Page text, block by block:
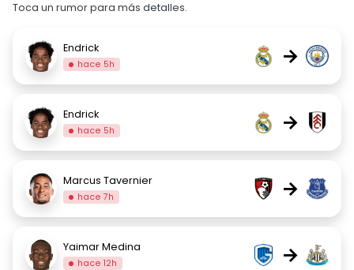
Toca un rumor para más detalles.
Endrick
hace 5h →
Endrick
hace 5h →
Marcus Tavernier
hace 7h →
Yaimar Medina
hace 12h →